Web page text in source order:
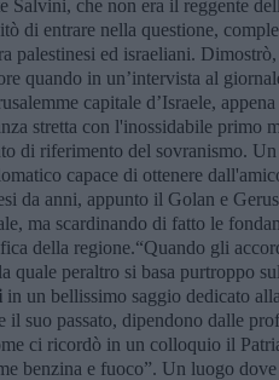
Salvini, che non era il reggente
di entrare nella questione,
palestinesi ed israeliani.
quando in un’intervista al
capitale d’Israele,
stretta con l'inossidabile primo
di riferimento del sovranismo.
capace di ottenere
da anni, appunto il Golan e
ma scardinando di fatto le
della regione.“Quando gli
quale peraltro si basa purtroppo
in un bellissimo saggio dedicato
suo passato, dipendono dalle
ci ricordò in un colloquio il
benzina e fuoco”. Un luogo